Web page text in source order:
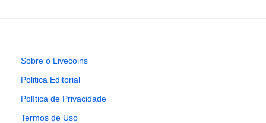
Sobre o Livecoins
Politica Editorial
Política de Privacidade
Termos de Uso